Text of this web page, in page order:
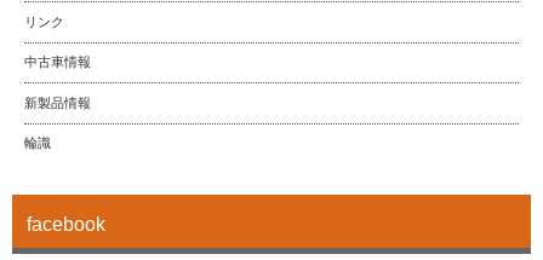
リンク
中古車情報
新製品情報
輪識
facebook